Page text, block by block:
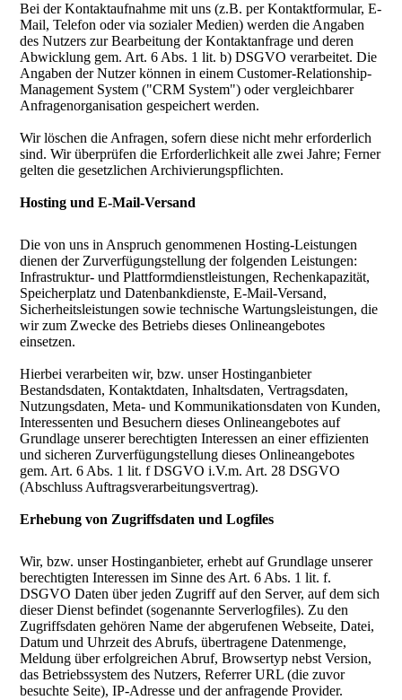
Bei der Kontaktaufnahme mit uns (z.B. per Kontaktformular, E-
Mail, Telefon oder via sozialer Medien) werden die Angaben
des Nutzers zur Bearbeitung der Kontaktanfrage und deren
Abwicklung gem. Art. 6 Abs. 1 lit. b) DSGVO verarbeitet. Die
Angaben der Nutzer können in einem Customer-Relationship-
Management System ("CRM System") oder vergleichbarer
Anfragenorganisation gespeichert werden.
Wir löschen die Anfragen, sofern diese nicht mehr erforderlich
sind. Wir überprüfen die Erforderlichkeit alle zwei Jahre; Ferner
gelten die gesetzlichen Archivierungspflichten.
Hosting und E-Mail-Versand
Die von uns in Anspruch genommenen Hosting-Leistungen
dienen der Zurverfügungstellung der folgenden Leistungen:
Infrastruktur- und Plattformdienstleistungen, Rechenkapazität,
Speicherplatz und Datenbankdienste, E-Mail-Versand,
Sicherheitsleistungen sowie technische Wartungsleistungen, die
wir zum Zwecke des Betriebs dieses Onlineangebotes
einsetzen.
Hierbei verarbeiten wir, bzw. unser Hostinganbieter
Bestandsdaten, Kontaktdaten, Inhaltsdaten, Vertragsdaten,
Nutzungsdaten, Meta- und Kommunikationsdaten von Kunden,
Interessenten und Besuchern dieses Onlineangebotes auf
Grundlage unserer berechtigten Interessen an einer effizienten
und sicheren Zurverfügungstellung dieses Onlineangebotes
gem. Art. 6 Abs. 1 lit. f DSGVO i.V.m. Art. 28 DSGVO
(Abschluss Auftragsverarbeitungsvertrag).
Erhebung von Zugriffsdaten und Logfiles
Wir, bzw. unser Hostinganbieter, erhebt auf Grundlage unserer
berechtigten Interessen im Sinne des Art. 6 Abs. 1 lit. f.
DSGVO Daten über jeden Zugriff auf den Server, auf dem sich
dieser Dienst befindet (sogenannte Serverlogfiles). Zu den
Zugriffsdaten gehören Name der abgerufenen Webseite, Datei,
Datum und Uhrzeit des Abrufs, übertragene Datenmenge,
Meldung über erfolgreichen Abruf, Browsertyp nebst Version,
das Betriebssystem des Nutzers, Referrer URL (die zuvor
besuchte Seite), IP-Adresse und der anfragende Provider.